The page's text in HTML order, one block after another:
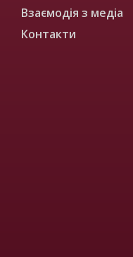
Взаємодія з медіа
Контакти